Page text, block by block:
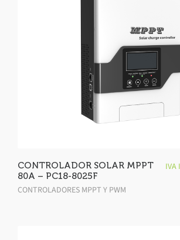
CONTROLADOR SOLAR MPPT
80A – PC18-8025F
CONTROLADORES MPPT Y PWM